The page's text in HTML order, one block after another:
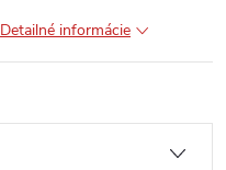
Detailné informácie